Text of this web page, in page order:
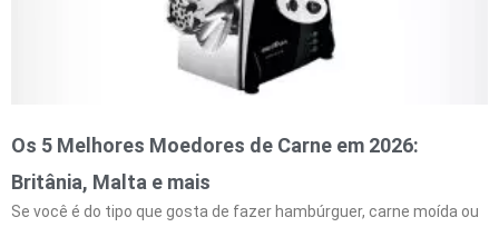
Os 5 Melhores Moedores de Carne em 2026:
Britânia, Malta e mais
Se você é do tipo que gosta de fazer hambúrguer, carne moída ou